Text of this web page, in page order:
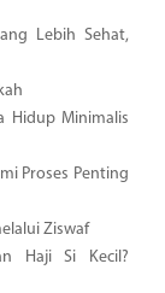
Lebih Sehat,
Hidup Minimalis
Proses Penting
Ziswaf
Haji Si Kecil?